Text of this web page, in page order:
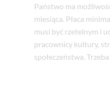
Państwo ma
miesiąca. Płaca
musi być rzetelnym i
pracownicy kultury,
społeczeństwa.